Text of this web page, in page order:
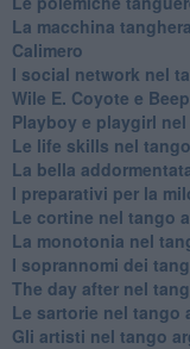
La macchina tanghera
Calimero
​I social network nel
Wile E. Coyote e
Playboy e playgirl
Le life skills nel
La bella
I preparativi per la
Le cortine nel tango
La monotonia nel
I soprannomi dei
The day after nel
Le sartorie nel tango
Gli artisti nel tango